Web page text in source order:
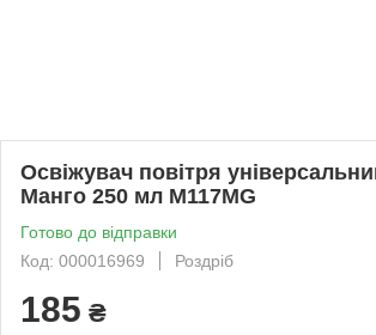
Освіжувач повітря
Манго 250 мл M117MG
Готово до відправки
Код: 000016969
Роздріб
185 ₴